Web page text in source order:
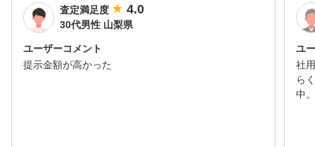
査定満足度
4.0
30代男性 山梨県
ユーザーコメント
提示金額が高かった
ユ
社
ら
中